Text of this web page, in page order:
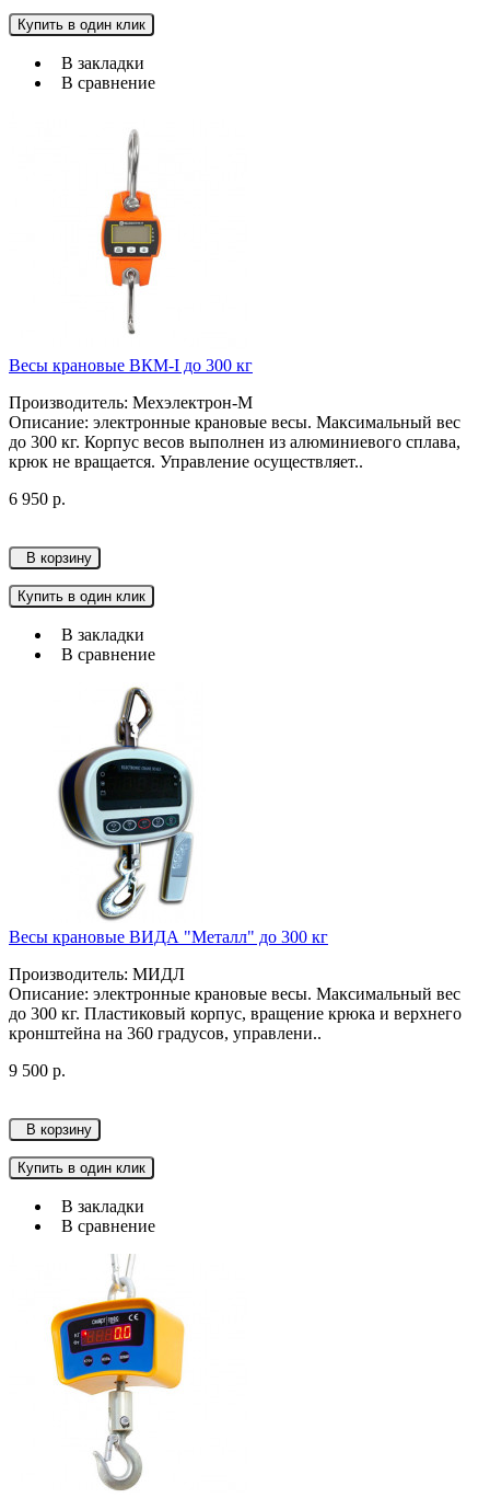
Купить в один клик
В закладки
В сравнение
Весы крановые ВКМ-I до 300 кг
Производитель: Мехэлектрон-М
Описание: электронные крановые весы. Максимальный вес
до 300 кг. Корпус весов выполнен из алюминиевого сплава,
крюк не вращается. Управление осуществляет..
6 950 р.
В корзину
Купить в один клик
В закладки
В сравнение
Весы крановые ВИДА "Металл" до 300 кг
Производитель: МИДЛ
Описание: электронные крановые весы. Максимальный вес
до 300 кг. Пластиковый корпус, вращение крюка и верхнего
кронштейна на 360 градусов, управлени..
9 500 р.
В корзину
Купить в один клик
В закладки
В сравнение